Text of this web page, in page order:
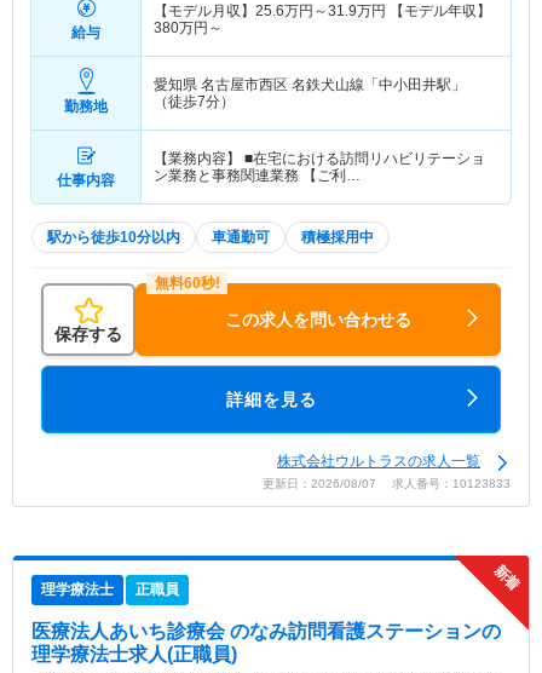
給与
【モデル月収】 25.6万円～31.9万円 【モデル年収】
380万円～
勤務地
愛知県 名古屋市西区 名鉄犬山線「中小田井駅」
（徒歩7分）
仕事内容
【業務内容】 ■在宅における訪問リハビリテーショ
ン業務と事務関連業務 【ご利…
駅から徒歩10分以内 車通勤可 積極採用中
保存する
この求人を問い合わせる
詳細を見る
株式会社ウルトラスの求人一覧
更新日：2026/08/07 求人番号：10123833
理学療法士 正職員
医療法人あいち診療会 のなみ訪問看護ステーションの
理学療法士求人(正職員)